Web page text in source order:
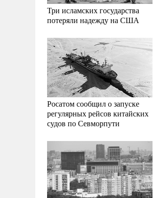
Три исламских государства
потеряли надежду на США
Росатом сообщил о запуске
регулярных рейсов китайских
судов по Севморпути